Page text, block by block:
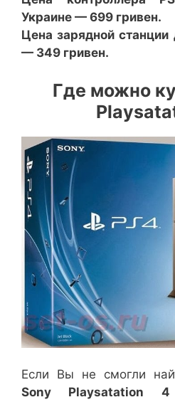
Украине — 699 гривен.
Цена зарядной станции
— 349 гривен.
Где можно
Если Вы не смогли
Sony Playsatation